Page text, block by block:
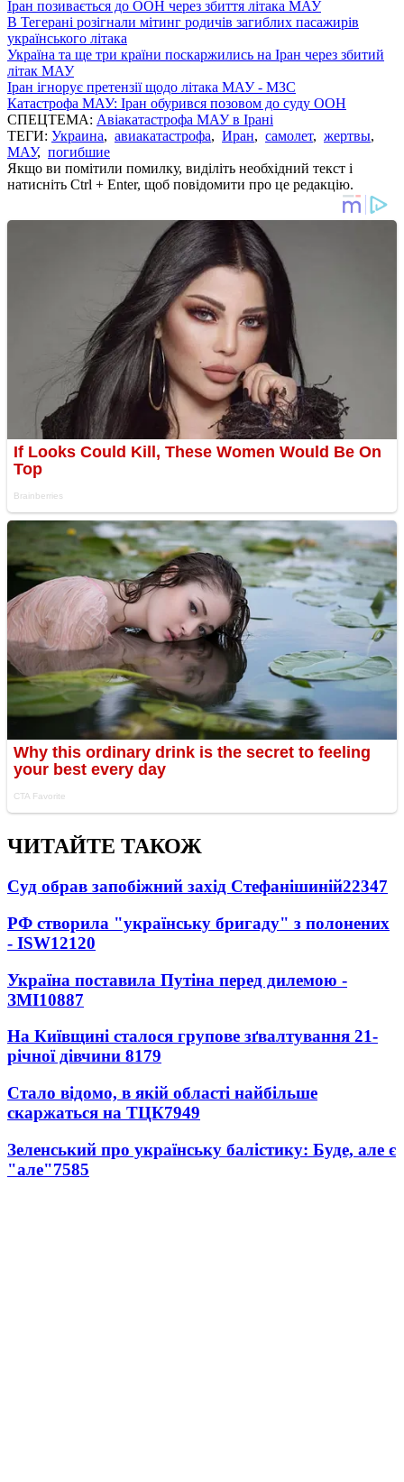
Іран позивається до ООН через збиття літака МАУ
В Тегерані розігнали мітинг родичів загиблих пасажирів
українського літака
Україна та ще три країни поскаржились на Іран через збитий
літак МАУ
Іран ігнорує претензії щодо літака МАУ - МЗС
Катастрофа МАУ: Іран обурився позовом до суду ООН
СПЕЦТЕМА: Авіакатастрофа МАУ в Ірані
ТЕГИ: Украина, авиакатастрофа, Иран, самолет, жертвы,
МАУ, погибшие
Якщо ви помітили помилку, виділіть необхідний текст і
натисніть Ctrl + Enter, щоб повідомити про це редакцію.
ЧИТАЙТЕ ТАКОЖ
Суд обрав запобіжний захід Стефанішиній22347
РФ створила "українську бригаду" з полонених
- ISW12120
Україна поставила Путіна перед дилемою -
ЗМІ10887
На Київщині сталося групове зґвалтування 21-
річної дівчини 8179
Стало відомо, в якій області найбільше
скаржаться на ТЦК7949
Зеленський про українську балістику: Буде, але є
"але"7585